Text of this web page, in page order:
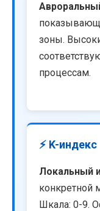
зоны.
процессам.
⚡ K-индекс
Локальный
конкретной
Шкала: 0-9.